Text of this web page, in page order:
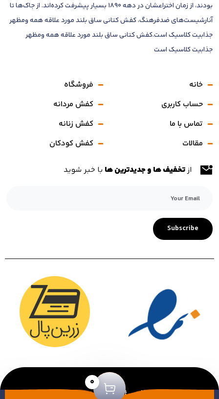
بودند، از زمان اختراعشان در دهه 1890 بسیار پیشرفت کرده‌اند. از جاک‌ها تا
آنارشیست‌های ضدفرهنگ، کفش کتانی ساق بلند مورد علاقه همه ومظهر
جذابیت کلاسیک است.کفش کتانی ساق بلند مورد علاقه همه ومظهر
جذابیت کلاسیک است
خانه
حساب کاربری
تماس با ما
مقالات
فروشگاه
کفش مردانه
کفش زنانه
کفش کودکان
ازتخفیف ها و جدیدترین ها با خبر شوید
Subscribe
آژانس ژو|کلیه حقوق این سایت محفوظ
0